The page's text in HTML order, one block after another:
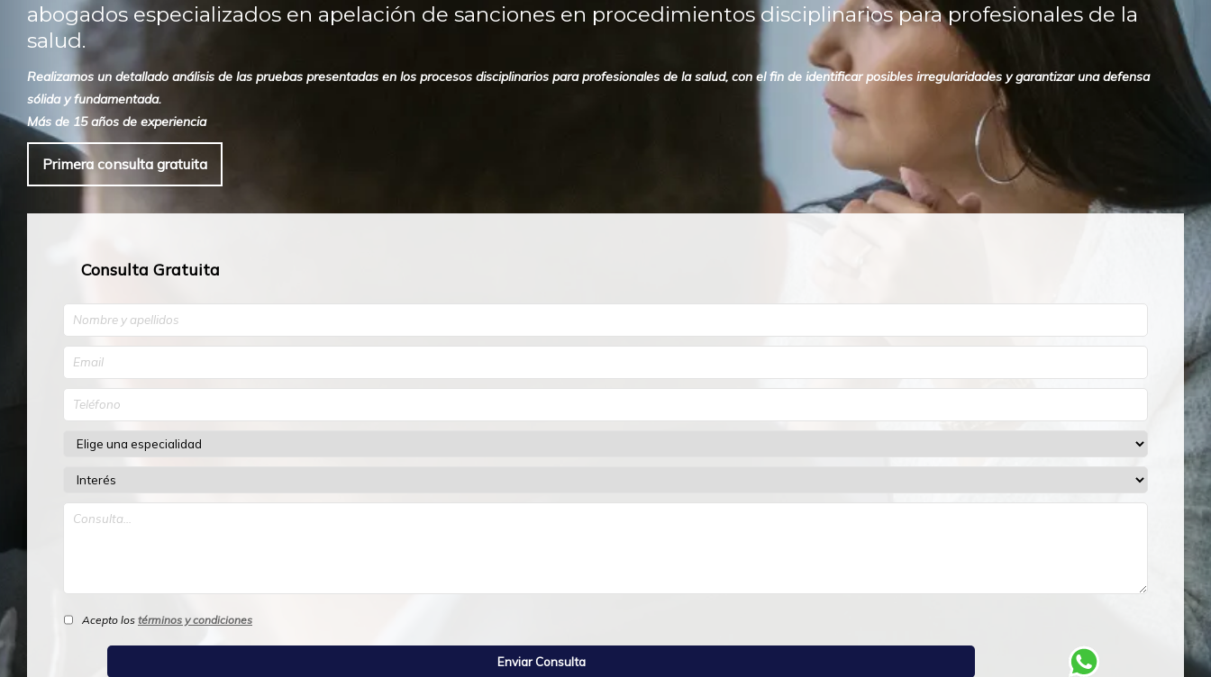
abogados especializados en apelación de sanciones en procedimientos disciplinarios para profesionales de la
salud.
Realizamos un detallado análisis de las pruebas presentadas en los procesos disciplinarios para profesionales de la salud, con el fin de identificar posibles irregularidades y garantizar una defensa
sólida y fundamentada.
Más de 15 años de experiencia
Primera consulta gratuita
Consulta Gratuita
Acepto los términos y condiciones